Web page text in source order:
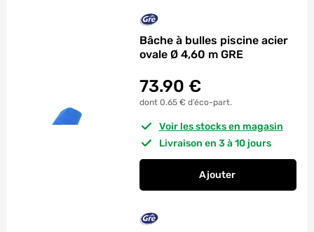
Bâche à bulles piscine acier
ovale Ø 4,60 m GRE
73.90 €
dont 0.65 € d’éco-part.
Voir les stocks en magasin
Livraison en 3 à 10 jours
Ajouter
Bâche à bulles